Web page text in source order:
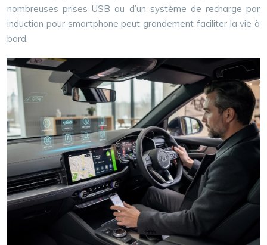
nombreuses prises USB ou d’un système de recharge par
induction pour smartphone peut grandement faciliter la vie à
bord.